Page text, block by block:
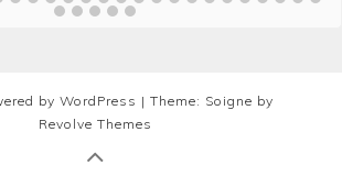
by WordPress | Theme: Soigne by
Revolve Themes